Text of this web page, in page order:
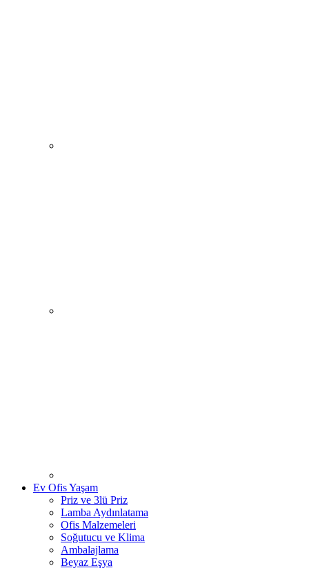
Ev Ofis Yaşam
Priz ve 3lü Priz
Lamba Aydınlatama
Ofis Malzemeleri
Soğutucu ve Klima
Ambalajlama
Beyaz Eşya